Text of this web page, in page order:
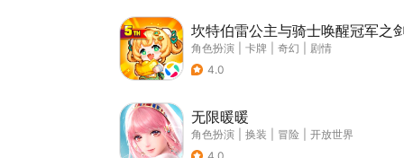
坎特伯雷公主与骑士唤醒冠军之
角色扮演 卡牌 奇幻
剧情
4.0
无限暖暖
角色扮演 换装 冒险
开放世界